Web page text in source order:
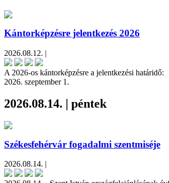
Kántorképzésre jelentkezés 2026
2026.08.12. |
A 2026-os kántorképzésre a jelentkezési határidő:
2026. szeptember 1.
2026.08.14. | péntek
Székesfehérvár fogadalmi szentmiséje
2026.08.14. |